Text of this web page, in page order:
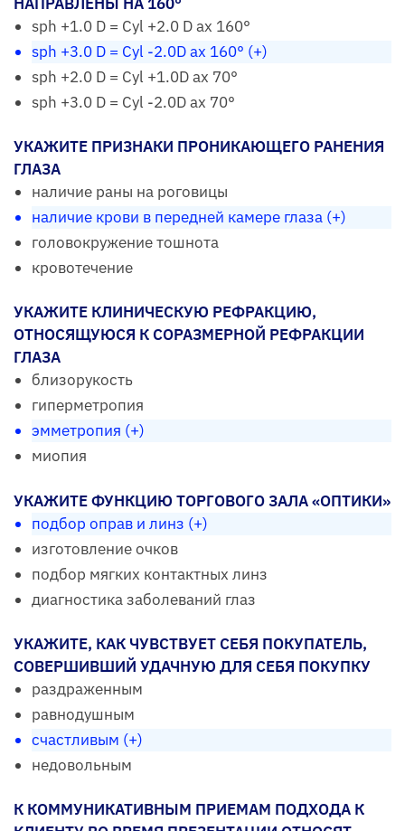
sph +1.0 D = Cyl +2.0 D ax 160°
sph +3.0 D = Cyl -2.0D ax 160° (+)
sph +2.0 D = Cyl +1.0D ax 70°
sph +3.0 D = Cyl -2.0D ax 70°
УКАЖИТЕ ПРИЗНАКИ ПРОНИКАЮЩЕГО РАНЕНИЯ
ГЛАЗА
наличие раны на роговицы
наличие крови в передней камере глаза (+)
головокружение тошнота
кровотечение
УКАЖИТЕ КЛИНИЧЕСКУЮ РЕФРАКЦИЮ,
ОТНОСЯЩУЮСЯ К СОРАЗМЕРНОЙ РЕФРАКЦИИ
ГЛАЗА
близорукость
гиперметропия
эмметропия (+)
миопия
УКАЖИТЕ ФУНКЦИЮ ТОРГОВОГО ЗАЛА «ОПТИКИ»
подбор оправ и линз (+)
изготовление очков
подбор мягких контактных линз
диагностика заболеваний глаз
УКАЖИТЕ, КАК ЧУВСТВУЕТ СЕБЯ ПОКУПАТЕЛЬ,
СОВЕРШИВШИЙ УДАЧНУЮ ДЛЯ СЕБЯ ПОКУПКУ
раздраженным
равнодушным
счастливым (+)
недовольным
К КОММУНИКАТИВНЫМ ПРИЕМАМ ПОДХОДА К